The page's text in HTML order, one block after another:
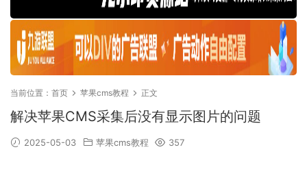
当前位置： 首页 苹果cms教程 正文
解决苹果CMS采集后没有显示图片的问题
2025-05-03 苹果cms教程 357